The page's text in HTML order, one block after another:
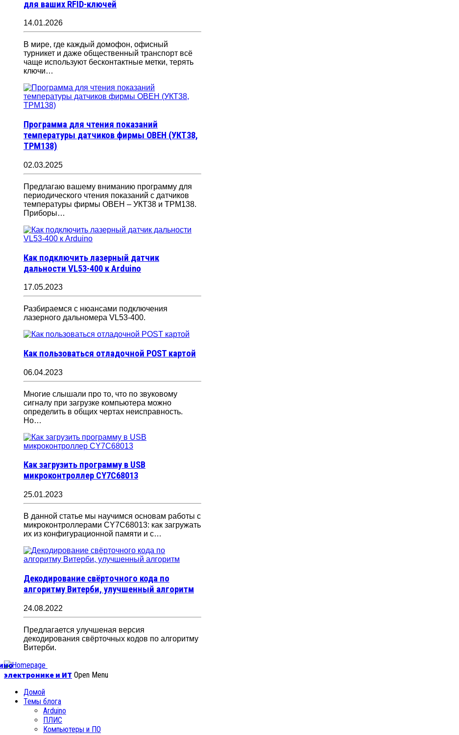
для ваших RFID-ключей
14.01.2026
В мире, где каждый домофон, офисный
турникет и даже общественный транспорт всё
чаще используют бесконтактные метки, терять
ключи…
Программа для чтения показаний
температуры датчиков фирмы ОВЕН (УКТ38,
ТРМ138)
02.03.2025
Предлагаю вашему вниманию программу для
периодического чтения показаний с датчиков
температуры фирмы ОВЕН – УКТ38 и ТРМ138.
Приборы…
Как подключить лазерный датчик
дальности VL53-400 к Arduino
17.05.2023
Разбираемся с нюансами подключения
лазерного дальномера VL53-400.
Как пользоваться отладочной POST картой
06.04.2023
Многие слышали про то, что по звуковому
сигналу при загрузке компьютера можно
определить в общих чертах неисправность.
Но…
Как загрузить программу в USB
микроконтроллер CY7C68013
25.01.2023
В данной статье мы научимся основам работы с
микроконтроллерами CY7C68013: как загружать
их из конфигурационной памяти и с…
Декодирование свёрточного кода по
алгоритму Витерби, улучшенный алгоритм
24.08.2022
Предлагается улучшеная версия
декодирования свёрточных кодов по алгоритму
Витерби.
электронике и ИТ Open Menu
Домой
Темы блога
Arduino
ПЛИС
Компьютеры и ПО